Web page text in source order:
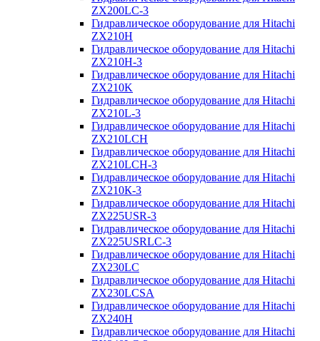
ZX200LC-3
Гидравлическое оборудование для Hitachi
ZX210H
Гидравлическое оборудование для Hitachi
ZX210H-3
Гидравлическое оборудование для Hitachi
ZX210K
Гидравлическое оборудование для Hitachi
ZX210L-3
Гидравлическое оборудование для Hitachi
ZX210LCH
Гидравлическое оборудование для Hitachi
ZX210LCH-3
Гидравлическое оборудование для Hitachi
ZX210К-3
Гидравлическое оборудование для Hitachi
ZX225USR-3
Гидравлическое оборудование для Hitachi
ZX225USRLC-3
Гидравлическое оборудование для Hitachi
ZX230LC
Гидравлическое оборудование для Hitachi
ZX230LCSA
Гидравлическое оборудование для Hitachi
ZX240H
Гидравлическое оборудование для Hitachi